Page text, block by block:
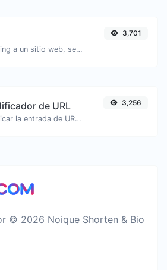
Hacer ping a un sitio web, servidor o puerto.
3,701
de URL
Decodificar la entrada de URL de vuelta a una cadena normal.
3,256
© 2026 Noique Shorten & Bio